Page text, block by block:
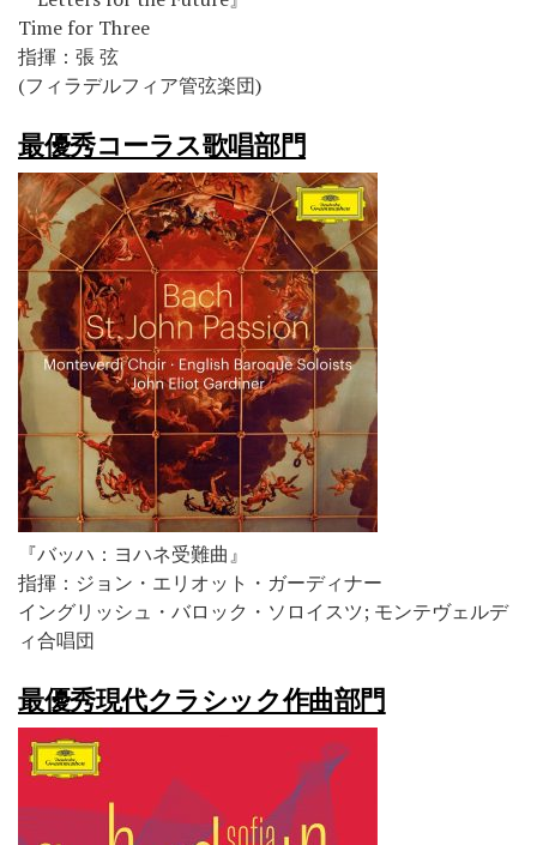
Time for Three
指揮：張 弦
(フィラデルフィア管弦楽団)
最優秀コーラス歌唱部門
『バッハ：ヨハネ受難曲』
指揮：ジョン・エリオット・ガーディナー
イングリッシュ・バロック・ソロイスツ; モンテヴェルデ
ィ合唱団
最優秀現代クラシック作曲部門